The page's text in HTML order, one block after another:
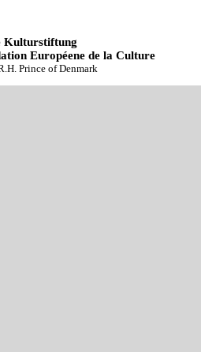
Kulturstiftung
Européene de la Culture
Prince of Denmark